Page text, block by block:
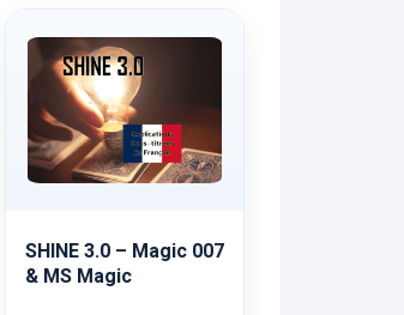
SHINE 3.0 – Magic 007
& MS Magic